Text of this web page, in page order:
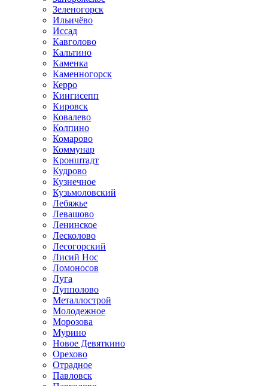
Зеленогорск
Ильичёво
Иссад
Кавголово
Кальтино
Каменка
Каменногорск
Керро
Кингисепп
Кировск
Ковалево
Колпино
Комарово
Коммунар
Кронштадт
Кудрово
Кузнечное
Кузьмоловский
Лебяжье
Левашово
Ленинское
Лесколово
Лесогорский
Лисий Нос
Ломоносов
Луга
Лупполово
Металлострой
Молодежное
Морозова
Мурино
Новое Девяткино
Орехово
Отрадное
Павловск